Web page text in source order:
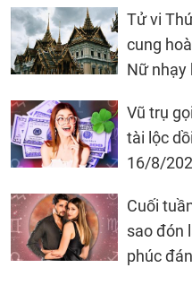
Tử vi
cung
Nữ nhạy
Vũ trụ
tài lộc
16/8/
Cuối
sao đón
phúc